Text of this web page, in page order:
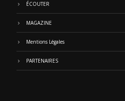
ÉCOUTER
MAGAZINE
Mentions Légales
PARTENAIRES